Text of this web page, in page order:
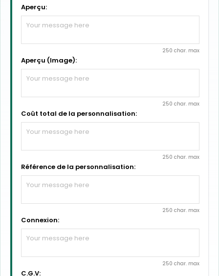
Aperçu:
250 char. max
Aperçu (Image):
250 char. max
Coût total de la personnalisation:
250 char. max
Référence de la personnalisation:
250 char. max
Connexion:
250 char. max
C.G.V: